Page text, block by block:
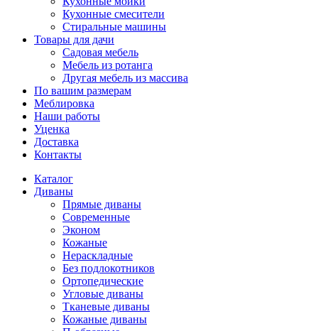
Кухонные смесители
Стиральные машины
Товары для дачи
Садовая мебель
Мебель из ротанга
Другая мебель из массива
По вашим размерам
Меблировка
Наши работы
Уценка
Доставка
Контакты
Каталог
Диваны
Прямые диваны
Современные
Эконом
Кожаные
Нераскладные
Без подлокотников
Ортопедические
Угловые диваны
Тканевые диваны
Кожаные диваны